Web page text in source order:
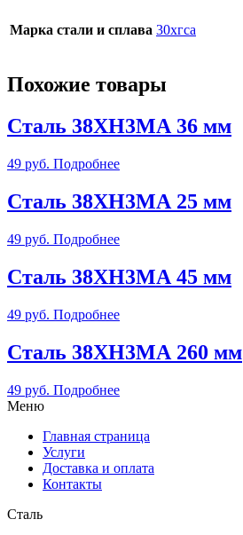
Марка стали и сплава 30хгса
Похожие товары
Сталь 38ХН3МА 36 мм
49 руб. Подробнее
Сталь 38ХН3МА 25 мм
49 руб. Подробнее
Сталь 38ХН3МА 45 мм
49 руб. Подробнее
Сталь 38ХН3МА 260 мм
49 руб. Подробнее
Меню
Главная страница
Услуги
Доставка и оплата
Контакты
Сталь